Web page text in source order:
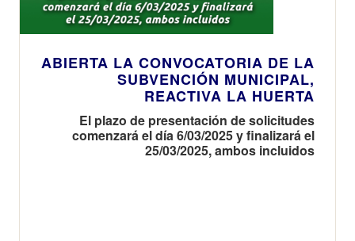
ABIERTA LA CONVOCATORIA DE LA
SUBVENCIÓN MUNICIPAL,
REACTIVA LA HUERTA
El plazo de presentación de solicitudes
comenzará el día 6/03/2025 y finalizará el
25/03/2025, ambos incluidos